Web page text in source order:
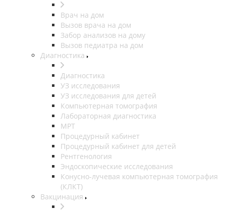
Врач на дом
Вызов врача на дом
Забор анализов на дому
Вызов педиатра на дом
Диагностика
Диагностика
УЗ исследования
УЗ исследования для детей
Компьютерная томография
Лабораторная диагностика
МРТ
Процедурный кабинет
Процедурный кабинет для детей
Рентгенология
Эндоскопические исследования
Конусно-лучевая компьютерная томография
(КЛКТ)
Вакцинация